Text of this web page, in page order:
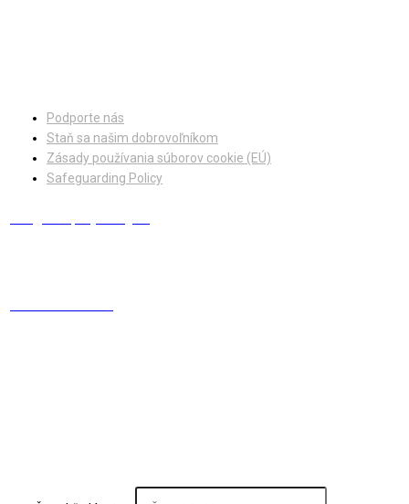
Podporte nás
Staň sa našim dobrovoľníkom
Zásady používania súborov cookie (EÚ)
Safeguarding Policy